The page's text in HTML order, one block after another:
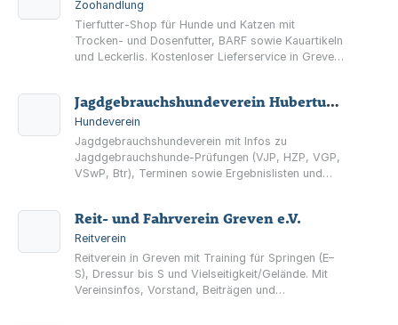
Zoohandlung
Tierfutter-Shop für Hunde und Katzen mit
Trocken- und Dosenfutter, BARF sowie Kauartikeln
und Leckerlis. Kostenloser Lieferservice in Greven
Jagdgebrauchshundeverein Hubertus Greven e.V.
Hundeverein
Jagdgebrauchshundeverein mit Infos zu
Jagdgebrauchshunde-Prüfungen (VJP, HZP, VGP,
VSwP, Btr), Terminen sowie Ergebnislisten und
Reit- und Fahrverein Greven e.V.
Reitverein
Reitverein in Greven mit Training für Springen (E–
S), Dressur bis S und Vielseitigkeit/Gelände. Mit
Vereinsinfos, Vorstand, Beiträgen und